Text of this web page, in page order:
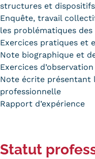
structures et dispositifs
Enquête, travail
les problématiques
Exercices pratiques et
Note biographique et
Exercices
Note écrite présentant
professionnelle
Rapport d’expérience
Statut